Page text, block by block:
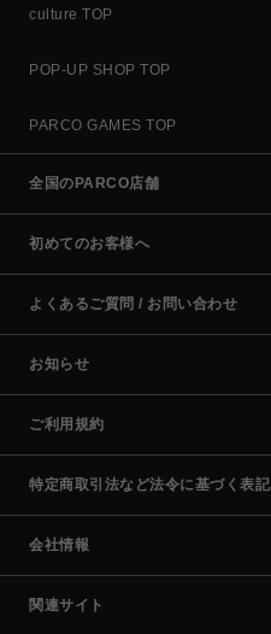
culture TOP
POP-UP SHOP TOP
PARCO GAMES TOP
全国のPARCO店舗
初めてのお客様へ
よくあるご質問 / お問い合わせ
お知らせ
ご利用規約
特定商取引法など法令に基づく表記
会社情報
関連サイト